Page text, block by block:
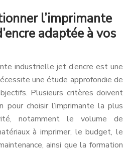
l’imprimante
adaptée à vos
industrielle jet d’encre est une
une étude approfondie de
Plusieurs critères doivent
pour choisir l’imprimante la plus
notamment le volume de
à imprimer, le budget, le
ainsi que la formation